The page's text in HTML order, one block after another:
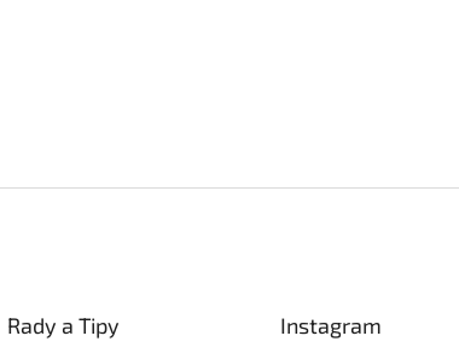
Rady a Tipy Instagram